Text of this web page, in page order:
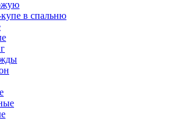
в спальню